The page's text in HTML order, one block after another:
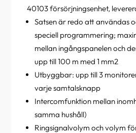
40103 försörjningsenhet,
Satsen är redo att användas
speciell programmering;
mellan ingångspanelen och
upp till 100 m med 1 mm2
Utbyggbar: upp till 3
varje samtalsknapp
Intercomfunktion mellan
samma hushåll)
Ringsignalvolym och volym